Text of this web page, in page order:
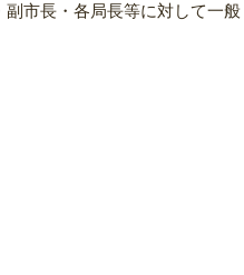
市長・各局長等に対して一般